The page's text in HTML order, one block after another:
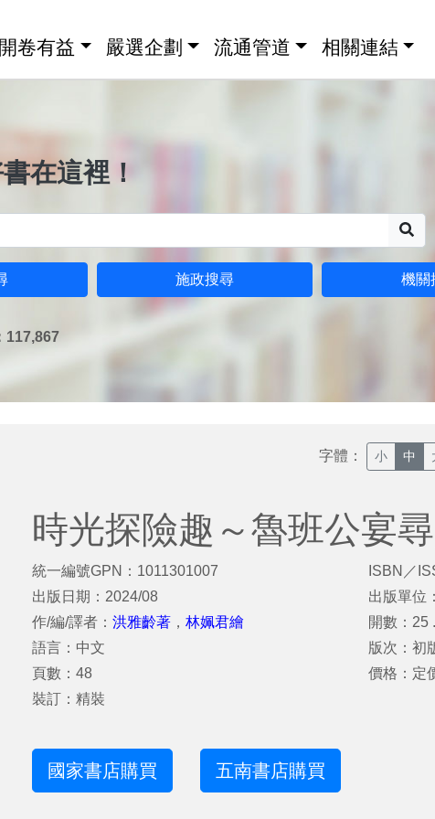
卷有益 嚴選企劃 流通管道 相關連結
在這裡！
施政搜尋 機關
117,867
字體： 小 中
時光探險趣～魯班公宴
統一編號GPN：1011301007
出版日期：2024/08
作/編/譯者： 洪雅齡著 ， 林姵君繪
語言：中文
頁數：48
裝訂：精裝
ISBN／
出版單位
開數：25
版次：初
價格：定
國家書店購買 五南書店購買